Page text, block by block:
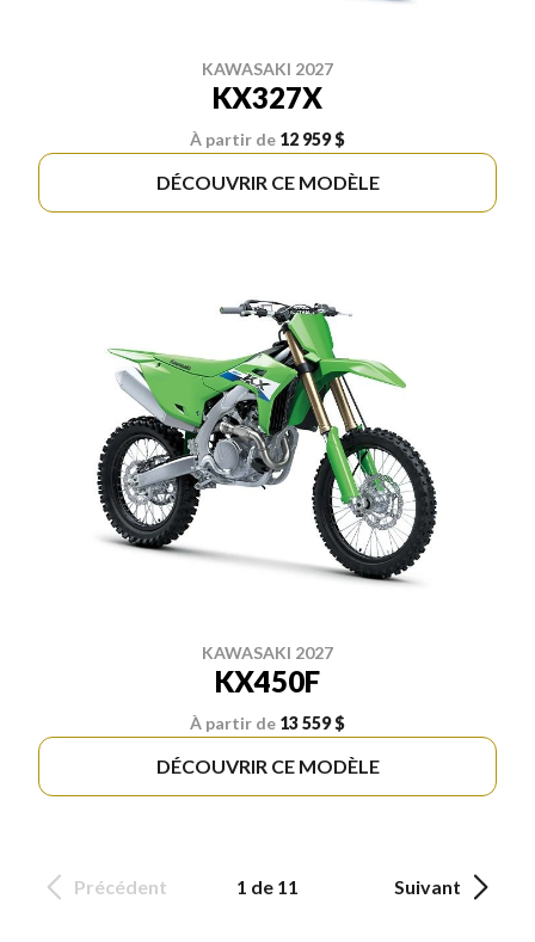
KAWASAKI 2027
KX327X
À partir de 12 959 $
DÉCOUVRIR CE MODÈLE
KAWASAKI 2027
KX450F
À partir de 13 559 $
DÉCOUVRIR CE MODÈLE
Précédent 1 de 11 Suivant